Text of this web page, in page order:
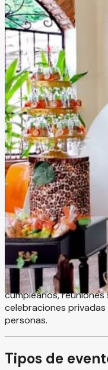
Lukumbé
Puerto Vallarta, Jalisco
personas
Información
Lukumbe Salón de
alberca en Puerto
eventos especiales en
totalmente seguro. El
metros de
centímetros, perfecto
cumpleaños,
celebraciones
personas.
Tipos de